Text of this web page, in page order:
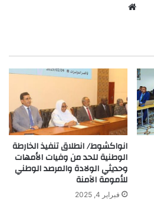
انواكشوط/ انطلاق تنفيذ الخارطة
الوطنية للحد من وفيات الأمهات
وحديثي الولادة والمرصد الوطني
للأمومة الآمنة
فبراير 4, 2025